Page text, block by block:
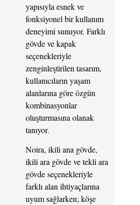
yapısıyla esnek ve
fonksiyonel bir kullanım
deneyimi sunuyor. Farklı
gövde ve kapak
seçenekleriyle
zenginleştirilen tasarım,
kullanıcıların yaşam
alanlarına göre özgün
kombinasyonlar
oluşturmasına olanak
tanıyor.
Noira, ikili ana gövde,
ikili ara gövde ve tekli ara
gövde seçenekleriyle
farklı alan ihtiyaçlarına
uyum sağlarken; köşe